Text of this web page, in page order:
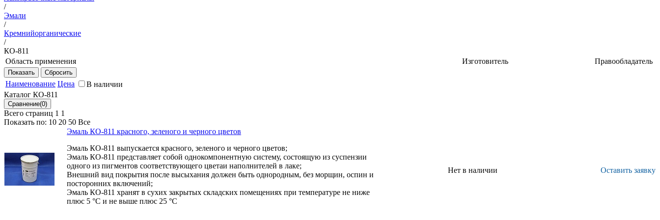
/
Эмали
/
Кремнийорганические
/
КО-811
Область применения
Термостойкая эмаль КО-811 предназначена для окраски стальных и титановых поверхностей, подвергающихся воздействию
температур до плюс 400 °С
Изготовитель
Правообладатель
Наименование Цена
В наличии
Каталог КО-811
Всего страниц 1 1
Показать по: 10 20 50 Все
Эмаль КО-811 красного, зеленого и черного цветов
Эмаль КО-811 выпускается красного, зеленого и черного цветов;
Эмаль КО-811 представляет собой однокомпонентную систему, состоящую из суспензии
одного из пигментов соответствующего цветаи наполнителей в лаке;
Внешний вид покрытия после высыхания должен быть однородным, без морщин, оспин и
посторонних включений;
Эмаль КО-811 хранят в сухих закрытых складских помещениях при температуре не ниже
плюс 5 °С и не выше плюс 25 °С
Оставить заявку
Нет в наличии